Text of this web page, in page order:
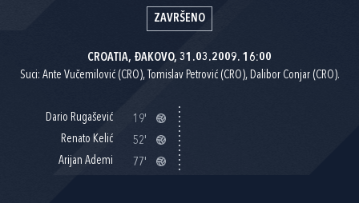
ZAVRŠENO
CROATIA, ĐAKOVO, 31.03.2009. 16:00
Suci: Ante Vučemilović (CRO), Tomislav Petrović (CRO), Dalibor Conjar (CRO).
Dario Rugašević
19'
Renato Kelić
52'
Arijan Ademi
77'